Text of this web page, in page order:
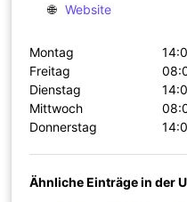
🌐 Website
Montag
Freitag
Dienstag
Mittwoch
Donnerstag
Ähnliche Einträge in der